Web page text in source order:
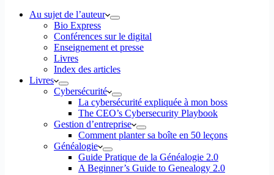
Au sujet de l’auteur
Bio Express
Conférences sur le digital
Enseignement et presse
Livres
Index des articles
Livres
Cybersécurité
La cybersécurité expliquée à mon boss
The CEO’s Cybersecurity Playbook
Gestion d’entreprise
Comment planter sa boîte en 50 leçons
Généalogie
Guide Pratique de la Généalogie 2.0
A Beginner’s Guide to Genealogy 2.0